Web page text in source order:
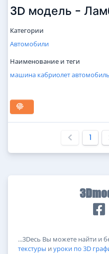
3D модель -
Категории
Автомобили
Наименование и теги
машина кабриолетавтомобиль
1
...3Dесь Вы можете найти и
текстуры и уроки по 3D